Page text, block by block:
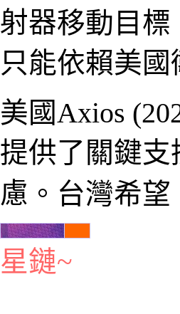
射器移動 目
只能依賴美
美國Axios
提供了關鍵支
慮 。 台灣希望
星鏈~